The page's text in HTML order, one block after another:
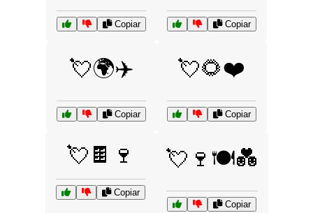
Copiar Copiar
💘🌍✈️
Copiar
💘🌻❤️
Copiar
💘🍫🍷
Copiar
💘🍷🍽️💑
Copiar